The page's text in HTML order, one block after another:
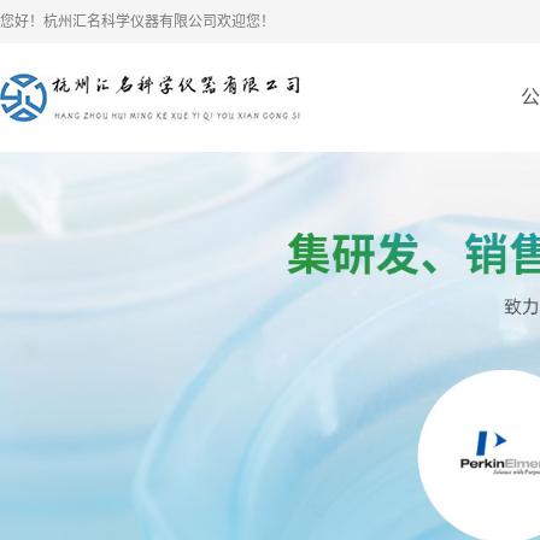
您好！杭州汇名科学仪器有限公司欢迎您！